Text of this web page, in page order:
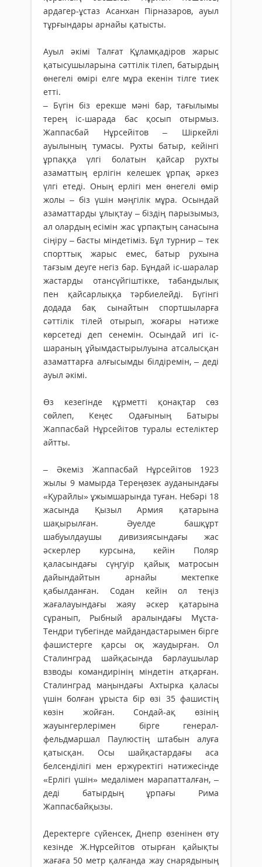
ардагер-ұстаз Асанхан Пірназаров, ауыл
тұрғындары арнайы қатысты.
Ауыл әкімі Талғат Құламқадіров жарыс
қатысушыларына сәттілік тілеп, батырдың
өнегелі өмірі елге мұра екенін тілге тиек
етті.
– Бүгін біз ерекше мәні бар, тағылымы
терең іс-шарада бас қосып отырмыз.
Жаппасбай Нұрсейітов – Шіркейлі
ауылының тумасы. Рухты батыр, кейінгі
ұрпаққа үлгі болатын қайсар рухты
азаматтың ерлігін келешек ұрпақ әркез
үлгі етеді. Оның ерлігі мен өнегелі өмір
жолы – біз үшін мәңгілік мұра. Осындай
азаматтарды ұлықтау – біздің парызымыз,
ал олардың есімін жас ұрпақтың санасына
сіңіру – басты міндетіміз. Бұл турнир – тек
спорттық жарыс емес, батыр рухына
тағзым деуге негіз бар. Бұндай іс-шаралар
жастарды отансүйгіштікке, табандылық
пен қайсарлыққа тәрбиелейді. Бүгінгі
додада бақ сынайтын спортшыларға
сәттілік тілей отырып, жоғары нәтиже
көрсетеді деп сенемін. Осындай игі іс-
шараның ұйымдастырылуына атсалысқан
азаматтарға алғысымды білдіремін, – деді
ауыл әкімі.
Өз кезегінде құрметті қонақтар сөз
сөйлеп, Кеңес Одағының Батыры
Жаппасбай Нұрсейітов туралы естеліктер
айтты.
– Әкеміз Жаппасбай Нұрсейітов 1923
жылы 9 мамырда Тереңөзек ауданындағы
«Қурайлы» ұжымшарында туған. Небәрі 18
жасында Қызыл Армия қатарына
шақырылған. Әуелде башқұрт
шабуылдаушы дивизиясындағы жас
әскерлер курсына, кейін Поляр
қаласындағы сүңгуір қайық матросын
дайындайтын арнайы мектепке
қабылданған. Содан кейін ол теңіз
жағалауындағы жаяу әскер қатарына
сұранып, Рыбный аралындағы Мұста-
Тендри түбегінде майдандастарымен бірге
фашистерге қарсы оқ жаудырған. Ол
Сталинград шайқасында барлаушылар
взводы командирінің міндетін атқарған.
Сталинград маңындағы Ахтырка қаласы
үшін болған ұрыста бір өзі 35 фашистің
көзін жойған. Сондай-ақ өзінің
жауынгерлерімен бірге генерал-
фельдмаршал Паулюстің штабын алуға
қатысқан. Осы шайқастардағы аса
белсенділігі мен ержүректігі нәтижесінде
«Ерлігі үшін» медалімен марапатталған, –
деді батырдың ұрпағы Рима
Жаппасбайқызы.
Деректерге сүйенсек, Днепр өзенінен өту
кезінде Ж.Нұрсейітов отырған қайықты
жағаға 50 метр қалғанда жау снарядының